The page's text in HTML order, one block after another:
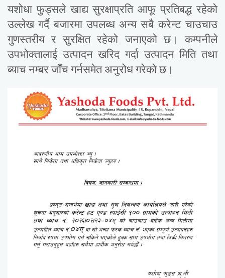
यशोधा फुड्सले खाद्य सुरक्षाप्रति आफू प्रतिबद्ध रहेको
उल्लेख गर्दै बजारमा उपलब्ध अन्य सबै करेन्ट चाउचाउ
गुणस्तरीय र सुरक्षित रहेको जनाएको छ। कम्पनीले
उपभोक्तालाई उत्पादन खरिद गर्दा उत्पादन मिति तथा
ब्याच नम्बर जाँच गर्नसमेत अनुरोध गरेको छ।